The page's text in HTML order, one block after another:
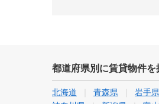
都道府県別に賃貸物件を
北海道 青森県 岩手県